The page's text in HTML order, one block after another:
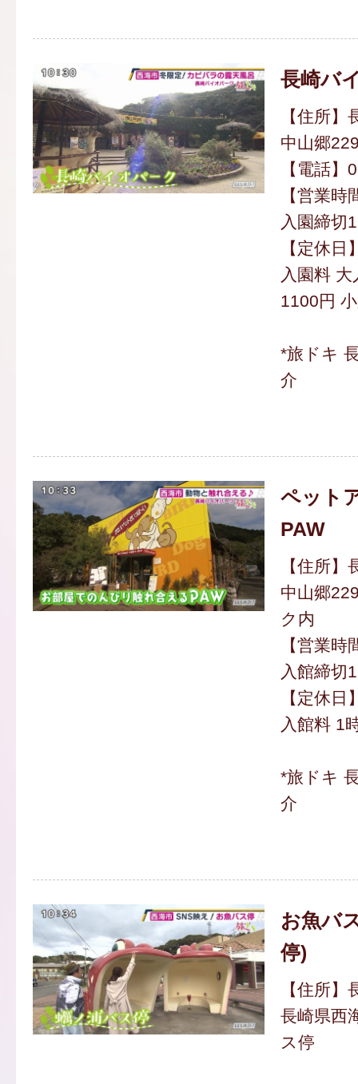
長崎バ
【住所
中山郷
【電話
【営業
入園締切
【定休日
入園料
1100円
*旅ドキ
介
ペット
PAW
【住所
中山郷
ク内
【営業
入館締切
【定休日
入館料 1
*旅ドキ
介
お魚バ
停)
【住所
長崎県西
ス停